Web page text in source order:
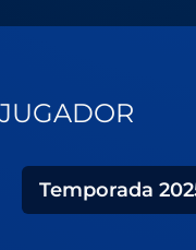
Temporada